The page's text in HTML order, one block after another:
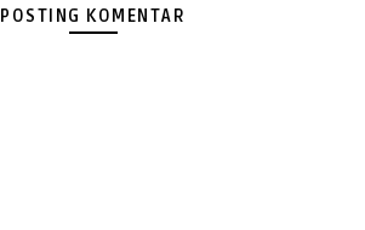
POSTING KOMENTAR